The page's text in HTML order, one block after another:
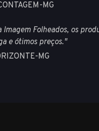
MG
Folheados, os
e ótimos preços."
MG